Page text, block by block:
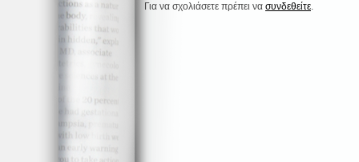
Για να σχολιάσετε πρέπει να συνδεθείτε.